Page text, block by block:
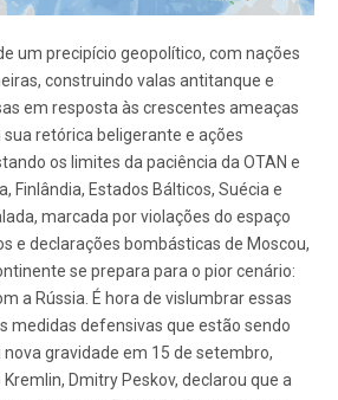
um precipício geopolítico, com nações
construindo valas antitanque e
em resposta às crescentes ameaças
sua retórica beligerante e ações
os limites da paciência da OTAN e
Finlândia, Estados Bálticos, Suécia e
marcada por violações do espaço
e declarações bombásticas de Moscou,
se prepara para o pior cenário:
a Rússia. É hora de vislumbrar essas
medidas defensivas que estão sendo
gravidade em 15 de setembro,
Dmitry Peskov, declarou que a